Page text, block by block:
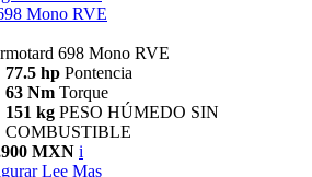
Mono RVE
698 Mono RVE
77.5 hp Pontencia
63 Nm Torque
151 kg PESO HÚMEDO SIN
COMBUSTIBLE
MXN i
Lee Mas